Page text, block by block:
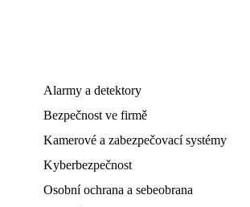
Alarmy a detektory
Bezpečnost ve firmě
Kamerové a zabezpečovací systémy
Kyberbezpečnost
Osobní ochrana a sebeobrana